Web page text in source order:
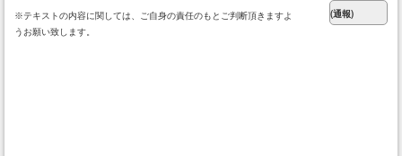
※テキストの内容に関しては、ご自身の責任のもとご判断頂きますよ
うお願い致します。